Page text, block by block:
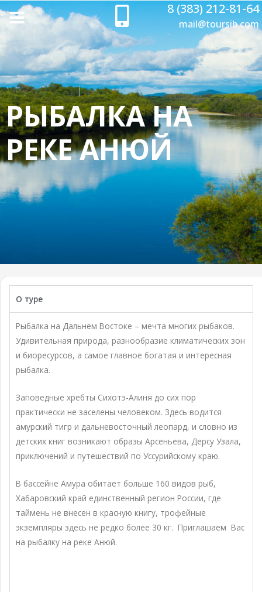
8 (383) 212-81-64
mail@toursib.com
РЫБАЛКА НА
РЕКЕ АНЮЙ
О туре
Рыбалка на Дальнем Востоке – мечта многих рыбаков.
Удивительная природа, разнообразие климатических зон
и биоресурсов, а самое главное богатая и интересная
рыбалка.
Заповедные хребты Сихотэ-Алиня до сих пор
практически не заселены человеком. Здесь водится
амурский тигр и дальневосточный леопард, и словно из
детских книг возникают образы Арсеньева, Дерсу Узала,
приключений и путешествий по Уссурийскому краю.
В бассейне Амура обитает больше 160 видов рыб,
Хабаровский край единственный регион России, где
таймень не внесен в красную книгу, трофейные
экземпляры здесь не редко более 30 кг. Приглашаем Вас
на рыбалку на реке Анюй.